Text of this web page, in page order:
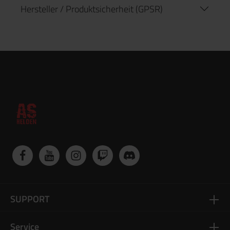
Hersteller / Produktsicherheit (GPSR)
SUPPORT
Service